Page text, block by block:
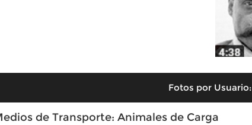
Fotos por Usuario:
de Transporte: Animales de Carga